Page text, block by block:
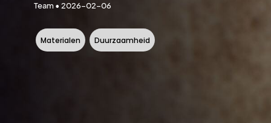
Team • 2026-02-06
Materialen Duurzaamheid